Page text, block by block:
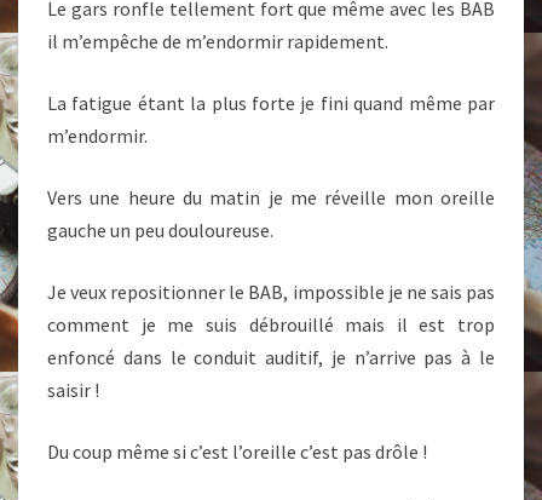
Le gars ronfle tellement fort que même avec les BAB
il m’empêche de m’endormir rapidement.
La fatigue étant la plus forte je fini quand même par
m’endormir.
Vers une heure du matin je me réveille mon oreille
gauche un peu douloureuse.
Je veux repositionner le BAB, impossible je ne sais pas
comment je me suis débrouillé mais il est trop
enfoncé dans le conduit auditif, je n’arrive pas à le
saisir !
Du coup même si c’est l’oreille c’est pas drôle !